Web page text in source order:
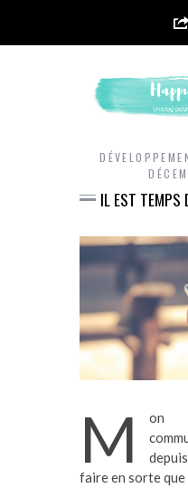
IL EST TEMPS
M
on
faire en sorte